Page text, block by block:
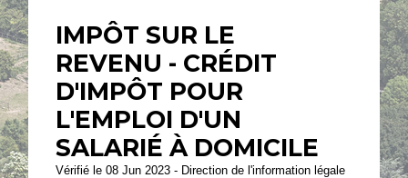
IMPÔT SUR LE
REVENU - CRÉDIT
D'IMPÔT POUR
L'EMPLOI D'UN
SALARIÉ À DOMICILE
Vérifié le 08 Jun 2023 - Direction de l'information légale